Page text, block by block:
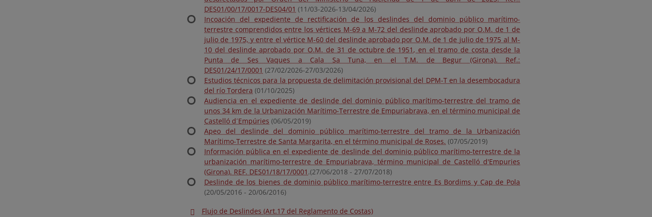
DES01/00/17/0017-DES04/01 (11/03-2026-13/04/2026)
Incoación del expediente de rectificación de los deslindes del dominio público marítimo-
terrestre comprendidos entre los vértices M-69 a M-72 del deslinde aprobado por O.M. de 1 de
julio de 1975, y entre el vértice M-60 del deslinde aprobado por O.M. de 1 de julio de 1975 al M-
10 del deslinde aprobado por O.M. de 31 de octubre de 1951, en el tramo de costa desde la
Punta de Ses Vaques a Cala Sa Tuna, en el T.M. de Begur (Girona). Ref.:
DES01/24/17/0001 (27/02/2026-27/03/2026)
Estudios técnicos para la propuesta de delimitación provisional del DPM-T en la desembocadura
del río Tordera (01/10/2025)
Audiencia en el expediente de deslinde del dominio público marítimo-terrestre del tramo de
unos 34 km de la Urbanización Marítimo-Terrestre de Empuriabrava, en el término municipal de
Castelló d´Empúries (06/05/2019)
Apeo del deslinde del dominio público marítimo-terrestre del tramo de la Urbanización
Marítimo-Terrestre de Santa Margarita, en el término municipal de Roses. (07/05/2019)
Información pública en el expediente de deslinde del dominio público marítimo-terrestre de la
urbanización marítimo-terrestre de Empuriabrava, término municipal de Castelló d'Empuries
(Girona). REF. DES01/18/17/0001 .(27/06/2018 - 27/07/2018)
Deslinde de los bienes de dominio público marítimo-terrestre entre Es Bordims y Cap de Pola
(20/05/2016 - 20/06/2016)
Flujo de Deslindes (Art.17 del Reglamento de Costas)